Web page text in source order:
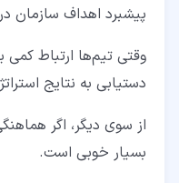
پیشبرد اهداف سازمان
وقتی تیم‌ها ارتباط کمی
دستیابی به نتایج
از سوی دیگر، اگر
بسیار خوبی است.